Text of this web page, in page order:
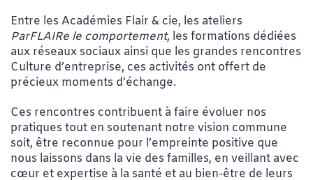
Entre les Académies Flair & cie, les ateliers
ParFLAIRe le comportement, les formations dédiées
aux réseaux sociaux ainsi que les grandes rencontres
Culture d’entreprise, ces activités ont offert de
précieux moments d’échange.
Ces rencontres contribuent à faire évoluer nos
pratiques tout en soutenant notre vision commune
soit, être reconnue pour l’empreinte positive que
nous laissons dans la vie des familles, en veillant avec
cœur et expertise à la santé et au bien-être de leurs